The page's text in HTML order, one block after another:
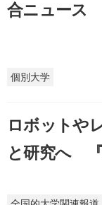
合ニュース
個別大学
ロボットや
と研究へ 『